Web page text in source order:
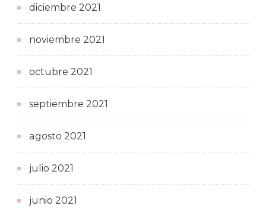
diciembre 2021
noviembre 2021
octubre 2021
septiembre 2021
agosto 2021
julio 2021
junio 2021